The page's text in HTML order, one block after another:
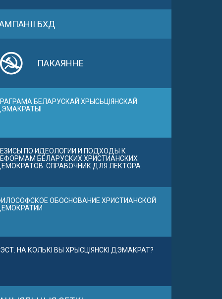
БХД
ПАКАЯННЕ
БЕЛАРУСКАЙ ХРЫСЬЦІЯНСКАЙ
ПО ИДЕОЛОГИИ И ПОДХОДЫ К
БЕЛАРУСКИХ ХРИСТИАНСКИХ
СПРАВОЧНИК ДЛЯ ЛЕКТОРА
ОБОСНОВАНИЕ ХРИСТИАНСКОЙ
НА КОЛЬКІ ВЫ ХРЫСЦІЯНСКІ ДЭМАКРАТ?